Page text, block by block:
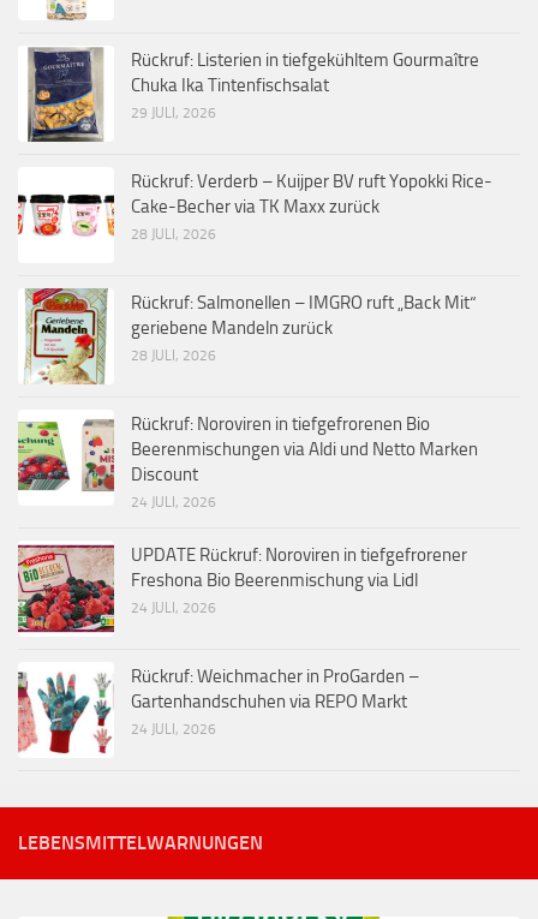
Rückruf: Listerien in tiefgekühltem Gourmaître
Chuka Ika Tintenfischsalat
29 JULI, 2026
Rückruf: Verderb – Kuijper BV ruft Yopokki Rice-
Cake-Becher via TK Maxx zurück
28 JULI, 2026
Rückruf: Salmonellen – IMGRO ruft „Back Mit“
geriebene Mandeln zurück
28 JULI, 2026
Rückruf: Noroviren in tiefgefrorenen Bio
Beerenmischungen via Aldi und Netto Marken
Discount
24 JULI, 2026
UPDATE Rückruf: Noroviren in tiefgefrorener
Freshona Bio Beerenmischung via Lidl
24 JULI, 2026
Rückruf: Weichmacher in ProGarden –
Gartenhandschuhen via REPO Markt
24 JULI, 2026
LEBENSMITTELWARNUNGEN